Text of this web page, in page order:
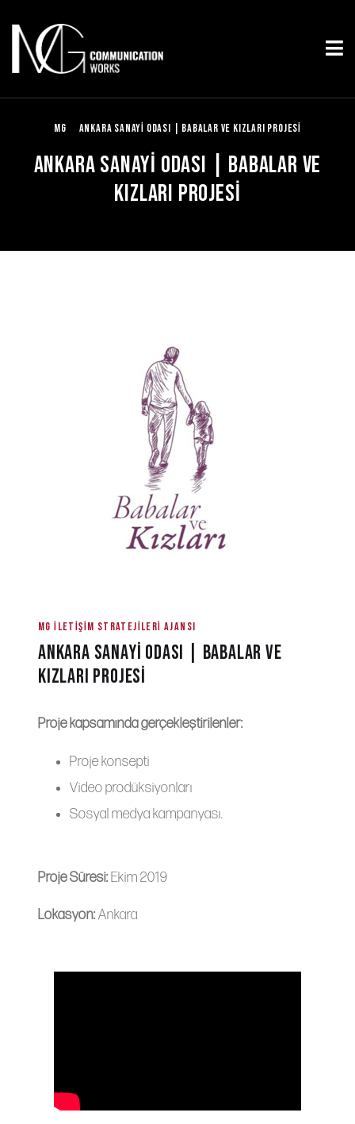
MG ANKARA SANAYİ ODASI | BABALAR VE KIZLARI PROJESİ
ANKARA SANAYİ ODASI | BABALAR VE
KIZLARI PROJESİ
MG ILETIŞIM STRATEJILERI AJANSI
ANKARA SANAYİ ODASI | BABALAR VE
KIZLARI PROJESİ
Proje kapsamında gerçekleştirilenler:
Proje konsepti
Video prodüksiyonları
Sosyal medya kampanyası.
Proje Süresi: Ekim 2019
Lokasyon:Ankara